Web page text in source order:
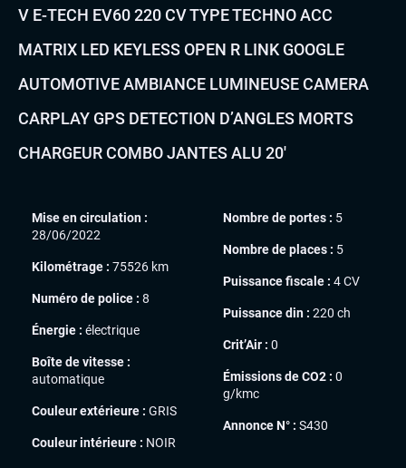
V E-TECH EV60 220 CV TYPE TECHNO ACC
MATRIX LED KEYLESS OPEN R LINK GOOGLE
AUTOMOTIVE AMBIANCE LUMINEUSE CAMERA
CARPLAY GPS DETECTION D’ANGLES MORTS
CHARGEUR COMBO JANTES ALU 20′
Mise en circulation :
28/06/2022
Kilométrage : 75526 km
Numéro de police : 8
Énergie : électrique
Boîte de vitesse :
automatique
Couleur extérieure : GRIS
Couleur intérieure : NOIR
Nombre de portes : 5
Nombre de places : 5
Puissance fiscale : 4 CV
Puissance din : 220 ch
Crit’Air : 0
Émissions de CO2 : 0
g/kmc
Annonce N° : S430